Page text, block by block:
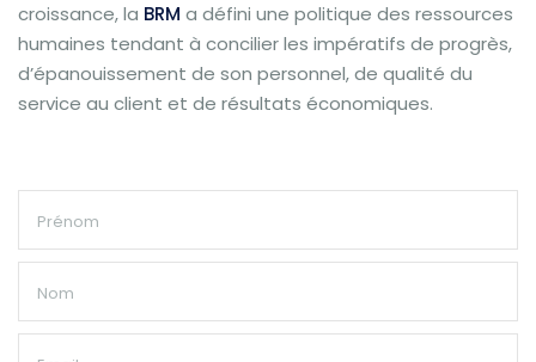
croissance, la BRM a défini une politique des ressources
humaines tendant à concilier les impératifs de progrès,
d’épanouissement de son personnel, de qualité du
service au client et de résultats économiques.